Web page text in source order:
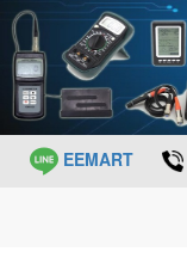
EEMART